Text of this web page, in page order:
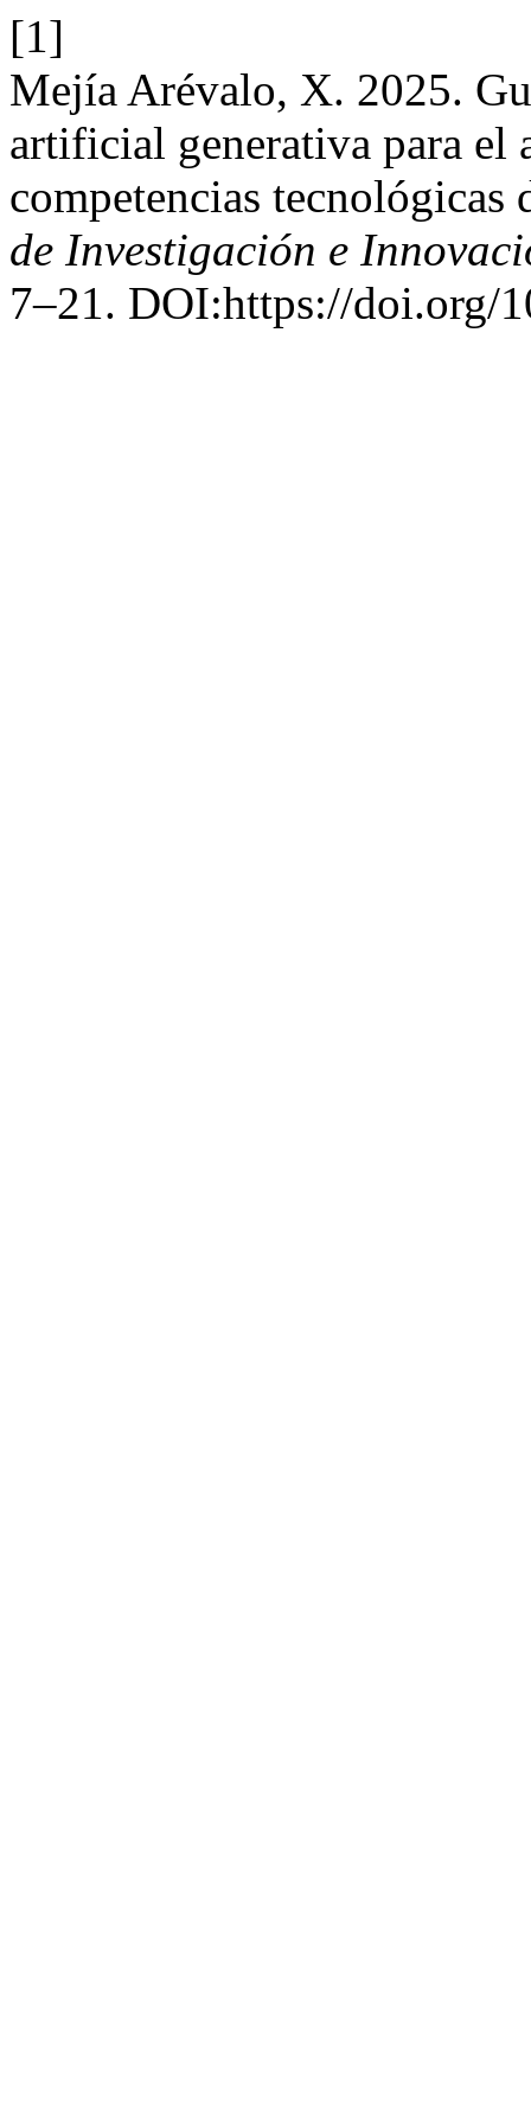
[1]
Mejía Arévalo, X. 2025.
artificial generativa para el
competencias
de Investigación e
7–21. DOI:https://doi.org/